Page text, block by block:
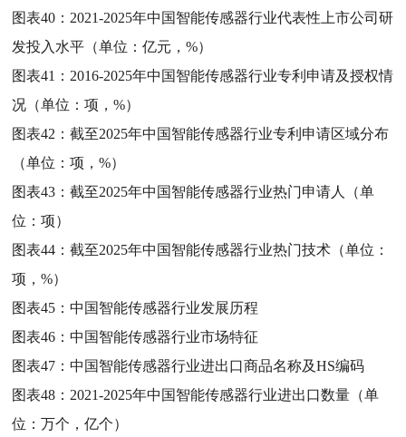
图表40： 2021-2025年中国智能传感器行业代表性上市公司研
发投入水平（单位：亿元，%）
图表41： 2016-2025年中国智能传感器行业专利申请及授权情
况（单位：项，%）
图表42：截至2025年中国智能传感器行业专利申请区域分布
（单位：项，%）
图表43：截至2025年中国智能传感器行业热门申请人（单
位：项）
图表44：截至2025年中国智能传感器行业热门技术（单位：
项，%）
图表45：中国智能传感器行业发展历程
图表46：中国智能传感器行业市场特征
图表47：中国智能传感器行业进出口商品名称及HS编码
图表48： 2021-2025年中国智能传感器行业进出口数量（单
位：万个，亿个）